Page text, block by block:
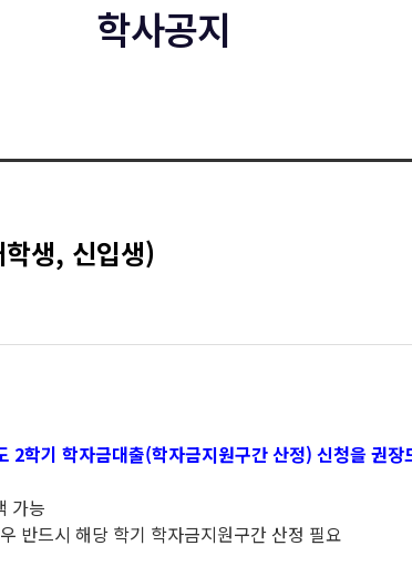
학사공지
생, 신입생)
2학기 학자금대출(학자금지원구간 산정) 신청을 권장
가능
반드시 해당 학기 학자금지원구간 산정 필요